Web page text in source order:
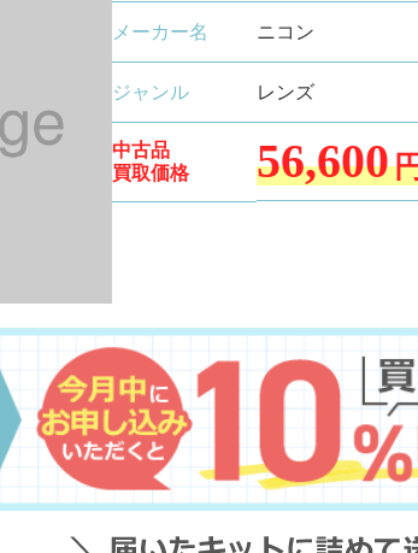
メーカー名 ニコン
ジャンル レンズ
中古品
買取価格
56,600